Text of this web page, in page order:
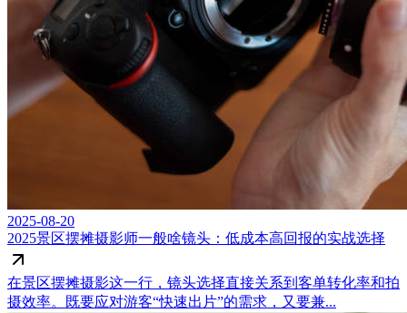
2025-08-20
2025景区摆摊摄影师一般啥镜头：低成本高回报的实战选择
在景区摆摊摄影这一行，镜头选择直接关系到客单转化率和拍
摄效率。既要应对游客“快速出片”的需求，又要兼...